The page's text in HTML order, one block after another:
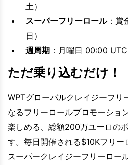
土）
スーパーフリーロール：賞
日）
週周期 ：月曜日 00:00
ただ乗り込むだけ！
WPTグローバルクレイジーフリ
なるフリーロールプロモーショ
楽しめる、総額200万ユーロの
す。毎日開催される$10Kフリ
スーパークレイジーフリーロー